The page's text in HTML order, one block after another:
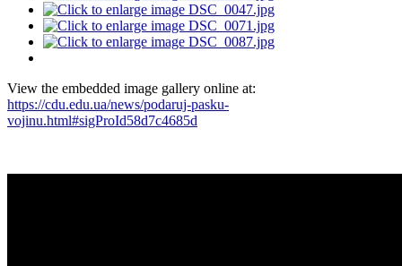
View the embedded image gallery online at:
https://cdu.edu.ua/news/podaruj-pasku-
vojinu.html#sigProId58d7c4685d